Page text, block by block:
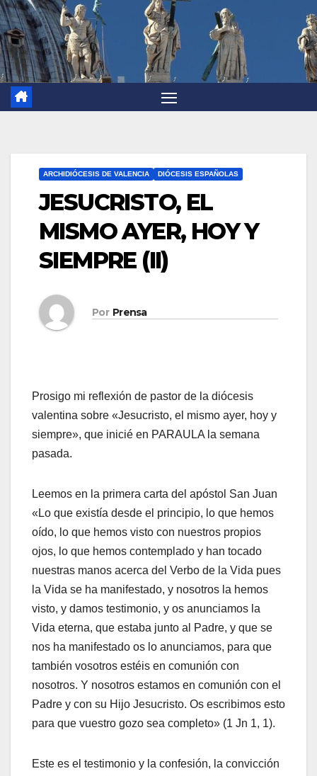
ARCHIDIÓCESIS DE VALENCIA DIÓCESIS ESPAÑOLAS
JESUCRISTO, EL
MISMO AYER, HOY Y
SIEMPRE (II)
Por Prensa
Prosigo mi reflexión de pastor de la diócesis
valentina sobre «Jesucristo, el mismo ayer, hoy y
siempre», que inicié en PARAULA la semana
pasada.
Leemos en la primera carta del apóstol San Juan
«Lo que existía desde el principio, lo que hemos
oído, lo que hemos visto con nuestros propios
ojos, lo que hemos contemplado y han tocado
nuestras manos acerca del Verbo de la Vida pues
la Vida se ha manifestado, y nosotros la hemos
visto, y damos testimonio, y os anunciamos la
Vida eterna, que estaba junto al Padre, y que se
nos ha manifestado os lo anunciamos, para que
también vosotros estéis en comunión con
nosotros. Y nosotros estamos en comunión con el
Padre y con su Hijo Jesucristo. Os escribimos esto
para que vuestro gozo sea completo» (1 Jn 1, 1).
Este es el testimonio y la confesión, la convicción